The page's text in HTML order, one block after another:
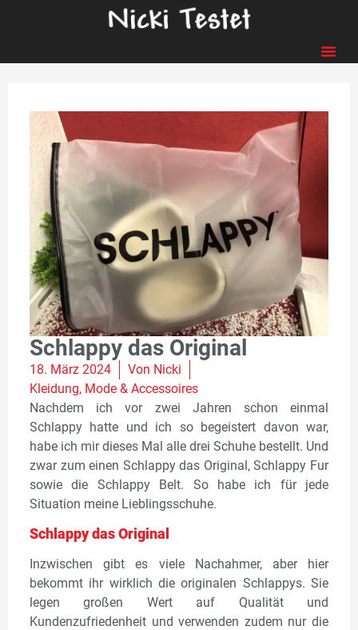
Schlappy das Original
18. März 2024 Von Nicki
Kleidung, Mode & Accessoires
Nachdem ich vor zwei Jahren schon einmal
Schlappy hatte und ich so begeistert davon war,
habe ich mir dieses Mal alle drei Schuhe bestellt. Und
zwar zum einen Schlappy das Original, Schlappy Fur
sowie die Schlappy Belt. So habe ich für jede
Situation meine Lieblingsschuhe.
Schlappy das Original
Inzwischen gibt es viele Nachahmer, aber hier
bekommt ihr wirklich die originalen Schlappys. Sie
legen großen Wert auf Qualität und
Kundenzufriedenheit und verwenden zudem nur die